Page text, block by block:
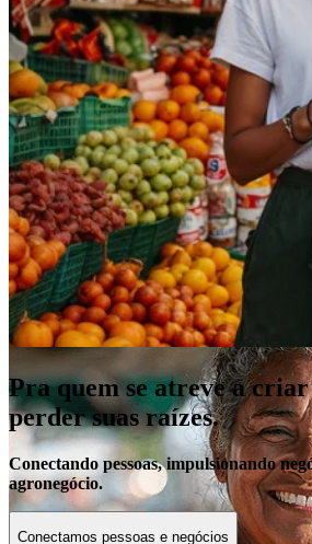
Empréstimo
Parcele suas compras com uma das
aproveite os benefícios exclusivos.
Veja mais
Pra quem se atreve a criar
perder suas raízes.
Conectando pessoas, impulsionando
agronegócio.
Conectamos pessoas e negócios